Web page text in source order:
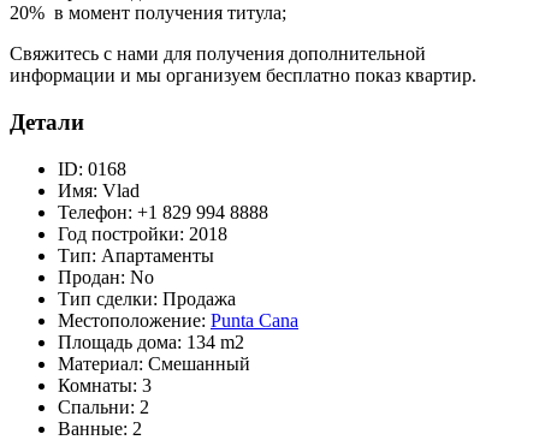
20% в момент получения титула;
Свяжитесь с нами для получения дополнительной
информации и мы организуем бесплатно показ квартир.
Детали
ID: 0168
Имя: Vlad
Телефон: +1 829 994 8888
Год постройки: 2018
Тип: Апартаменты
Продан: No
Тип сделки: Продажа
Местоположение: Punta Cana
Площадь дома: 134 m2
Материал: Смешанный
Комнаты: 3
Спальни: 2
Ванные: 2